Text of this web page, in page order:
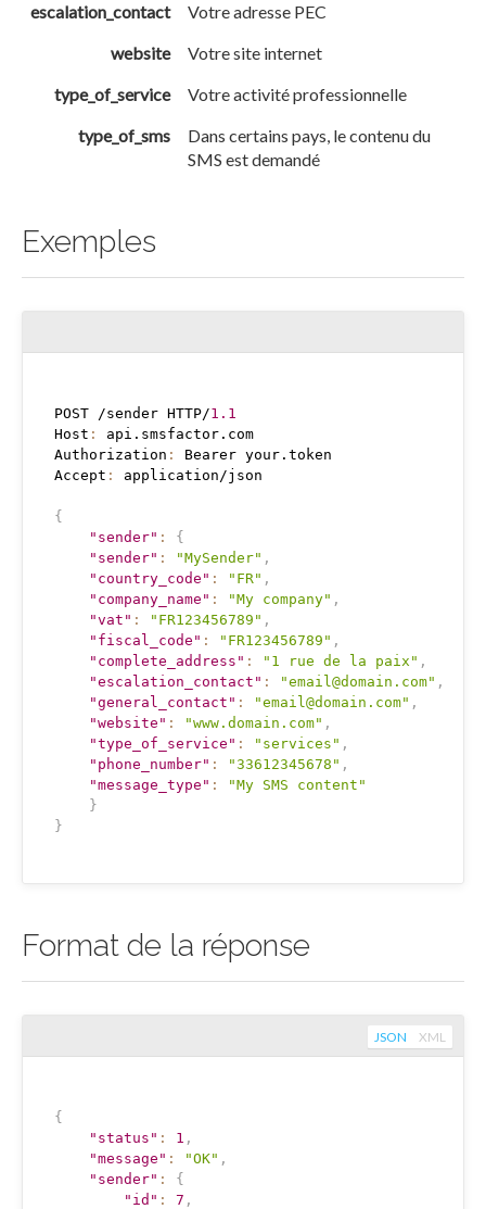
escalation_contact
Votre adresse PEC
website
Votre site internet
type_of_service
Votre activité professionnelle
type_of_sms
Dans certains pays, le contenu du
SMS est demandé
Exemples
POST /sender HTTP/1.1
Host :
api.smsfactor.com
Authorization :
Bearer your.token
Accept : application/json
{
"sender" :
{
"sender" : "MySender" ,
"country_code" : "FR" ,
"company_name" : "My company" ,
"vat" : "FR123456789" ,
"fiscal_code" : "FR123456789" ,
"complete_address" : "1 rue de la paix" ,
"escalation_contact" : "email@domain.com" ,
"general_contact" : "email@domain.com" ,
"website" : "www.domain.com" ,
"type_of_service" : "services" ,
"phone_number" : "33612345678" ,
"message_type" :
"My SMS content"
}
}
Format de la réponse
JSON XML
{
"status" : 1 ,
"message" : "OK" ,
"sender" :
{
"id" : 7 ,